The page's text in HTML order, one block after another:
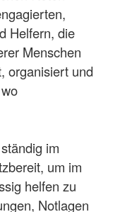
Helfern, die
Menschen
organisiert und
im
um im
helfen zu
Notlagen